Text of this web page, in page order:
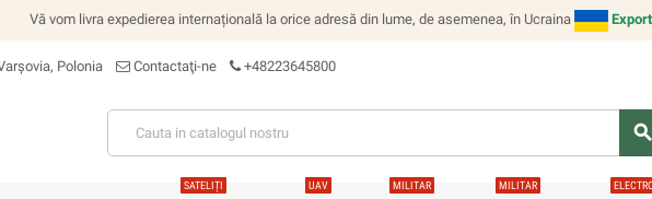
Vă vom livra expedierea internațională la orice adresă din lume, de asemenea, în Ucraina
Polonia Contactaţi-ne +48223645800
search
SATELIȚI UAV MILITAR MILITAR